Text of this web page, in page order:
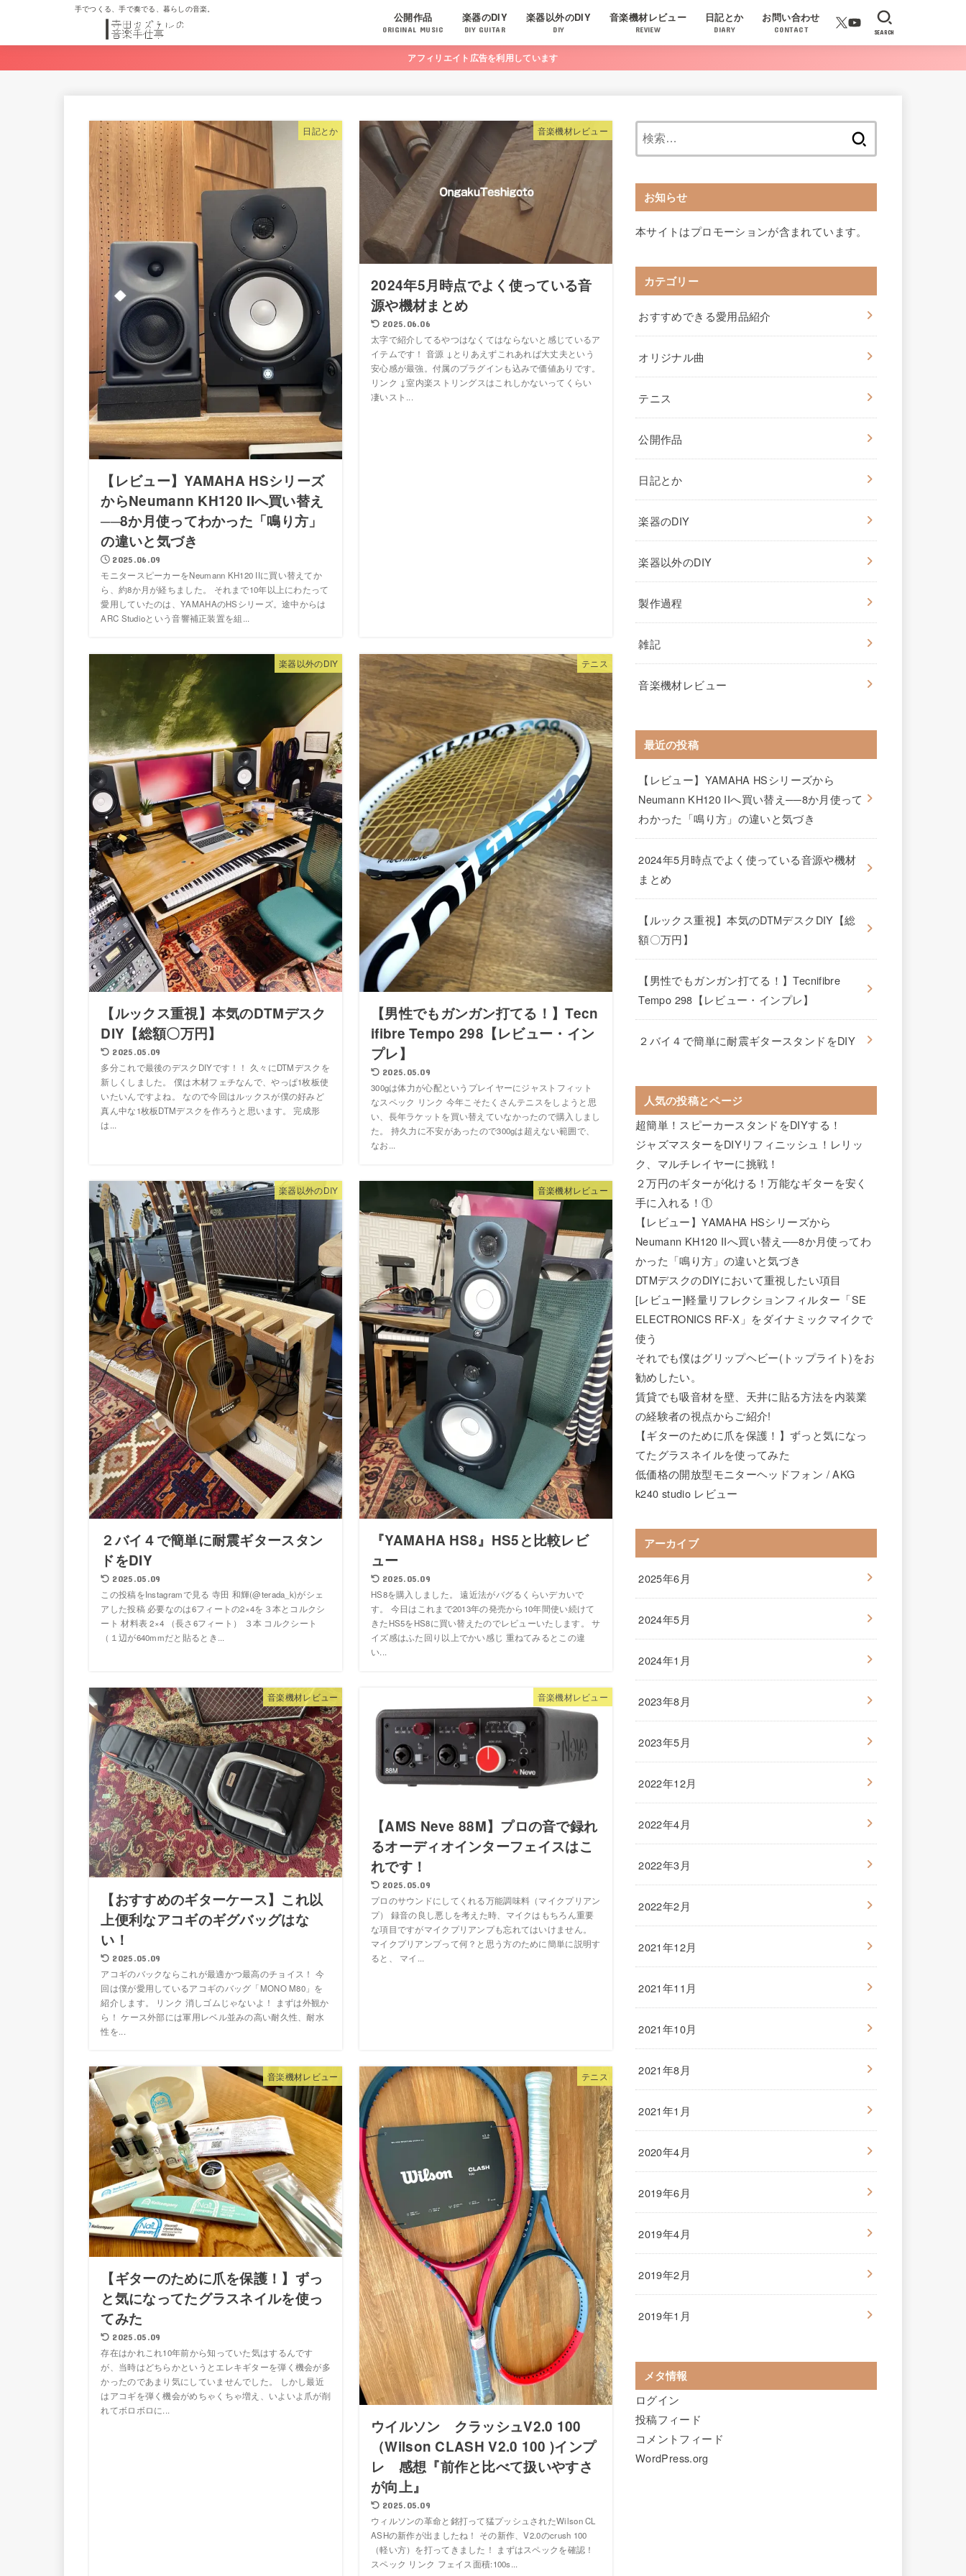
手でつくる、手で奏でる、暮らしの音楽。
公開作品
ORIGINAL MUSIC
楽器のDIY
DIY GUITAR
楽器以外のDIY
DIY
音楽機材レビュー
REVIEW
日記とか
DIARY
お問い合わせ
CONTACT SEARCH
アフィリエイト広告を利用しています
日記とか
【レビュー】YAMAHA HSシリーズ
からNeumann KH120 IIへ買い替え
──8か月使ってわかった「鳴り方」
の違いと気づき
2025.06.09
モニタースピーカーをNeumann KH120 IIに買い替えてか
ら、約8か月が経ちました。 それまで10年以上にわたって
愛用していたのは、YAMAHAのHSシリーズ。途中からは
ARC Studioという音響補正装置を組...
音楽機材レビュー
2024年5月時点でよく使っている音
源や機材まとめ
2025.06.06
太字で紹介してるやつはなくてはならないと感じているア
イテムです！ 音源 ↓とりあえずこれあれば大丈夫という
安心感が最強。付属のプラグインも込みで価値ありです。
リンク ↓室内楽ストリングスはこれしかないってくらい
凄いスト...
楽器以外のDIY
【ルックス重視】本気のDTMデスク
DIY【総額〇万円】
2025.05.09
多分これで最後のデスクDIYです！！ 久々にDTMデスクを
新しくしました。 僕は木材フェチなんで、やっぱ1枚板使
いたいんですよね。 なので今回はルックスが僕の好みど
真ん中な1枚板DTMデスクを作ろうと思います。 完成形
は...
テニス
【男性でもガンガン打てる！】Tecn
ifibre Tempo 298【レビュー・イン
プレ】
2025.05.09
300gは体力が心配というプレイヤーにジャストフィット
なスペック リンク 今年こそたくさんテニスをしようと思
い、長年ラケットを買い替えていなかったので購入しまし
た。 持久力に不安があったので300gは超えない範囲で、
なお...
楽器以外のDIY
２バイ４で簡単に耐震ギタースタン
ドをDIY
2025.05.09
この投稿をInstagramで見る 寺田 和輝(@terada_k)がシェ
アした投稿 必要なのは6フィートの2×4を３本とコルクシ
ート 材料表 2×4 （長さ6フィート） ３本 コルクシート
（１辺が640mmだと貼るとき...
音楽機材レビュー
『YAMAHA HS8』HS5と比較レビ
ュー
2025.05.09
HS8を購入しました。 遠近法がバグるくらいデカいで
す。 今日はこれまで2013年の発売から10年間使い続けて
きたHS5をHS8に買い替えたのでレビューいたします。 サ
イズ感はふた回り以上でかい感じ 重ねてみるとこの違
い...
音楽機材レビュー
【おすすめのギターケース】これ以
上便利なアコギのギグバッグはな
い！
2025.05.09
アコギのバックならこれが最適かつ最高のチョイス！ 今
回は僕が愛用しているアコギのバッグ「MONO M80」を
紹介します。 リンク 消しゴムじゃないよ！ まずは外観か
ら！ ケース外部には軍用レベル並みの高い耐久性、耐水
性を...
音楽機材レビュー
【AMS Neve 88M】プロの音で録れ
るオーディオインターフェイスはこ
れです！
2025.05.09
プロのサウンドにしてくれる万能調味料（マイクプリアン
プ） 録音の良し悪しを考えた時、マイクはもちろん重要
な項目ですがマイクプリアンプも忘れてはいけません。
マイクプリアンプって何？と思う方のために簡単に説明す
ると、 マイ...
音楽機材レビュー
【ギターのために爪を保護！】ずっ
と気になってたグラスネイルを使っ
てみた
2025.05.09
存在はかれこれ10年前から知っていた気はするんです
が、当時はどちらかというとエレキギターを弾く機会が多
かったのであまり気にしていませんでした。 しかし最近
はアコギを弾く機会がめちゃくちゃ増え、いよいよ爪が削
れてボロボロに...
テニス
ウイルソン クラッシュV2.0 100
（Wilson CLASH V2.0 100 )インプ
レ 感想『前作と比べて扱いやすさ
が向上』
2025.05.09
ウィルソンの革命と銘打って猛プッシュされたWilson CL
ASHの新作が出ましたね！ その新作、V2.0のcrush 100
（軽い方）を打ってきました！ まずはスペックを確認！
スペック リンク フェイス面積:100s...
お知らせ
本サイトはプロモーションが含まれています。
カテゴリー
おすすめできる愛用品紹介
オリジナル曲
テニス
公開作品
日記とか
楽器のDIY
楽器以外のDIY
製作過程
雑記
音楽機材レビュー
最近の投稿
【レビュー】YAMAHA HSシリーズから
Neumann KH120 IIへ買い替え──8か月使って
わかった「鳴り方」の違いと気づき
2024年5月時点でよく使っている音源や機材
まとめ
【ルックス重視】本気のDTMデスクDIY【総
額〇万円】
【男性でもガンガン打てる！】Tecnifibre
Tempo 298【レビュー・インプレ】
２バイ４で簡単に耐震ギタースタンドをDIY
人気の投稿とページ
超簡単！スピーカースタンドをDIYする！
ジャズマスターをDIYリフィニッシュ！レリッ
ク、マルチレイヤーに挑戦！
２万円のギターが化ける！万能なギターを安く
手に入れる！①
【レビュー】YAMAHA HSシリーズから
Neumann KH120 IIへ買い替え──8か月使ってわ
かった「鳴り方」の違いと気づき
DTMデスクのDIYにおいて重視したい項目
[レビュー]軽量リフレクションフィルター「SE
ELECTRONICS RF-X」をダイナミックマイクで
使う
それでも僕はグリップヘビー(トップライト)をお
勧めしたい。
賃貸でも吸音材を壁、天井に貼る方法を内装業
の経験者の視点からご紹介!
【ギターのために爪を保護！】ずっと気になっ
てたグラスネイルを使ってみた
低価格の開放型モニターヘッドフォン / AKG
k240 studio レビュー
アーカイブ
2025年6月
2024年5月
2024年1月
2023年8月
2023年5月
2022年12月
2022年4月
2022年3月
2022年2月
2021年12月
2021年11月
2021年10月
2021年8月
2021年1月
2020年4月
2019年6月
2019年4月
2019年2月
2019年1月
メタ情報
ログイン
投稿フィード
コメントフィード
WordPress.org